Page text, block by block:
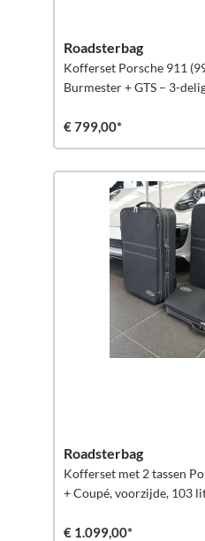
Roadsterbag
Kofferset Porsche 911
Burmester + GTS – 3-
€ 799,00*
Roadsterbag
Kofferset met 2 tassen
+ Coupé, voorzijde, 103
€ 1.099,00*